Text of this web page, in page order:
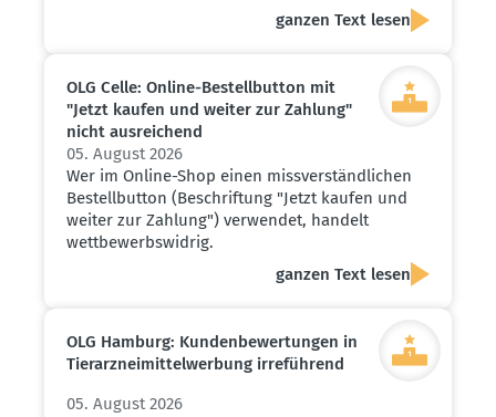
ganzen Text lesen
OLG Celle: Online-Bestell­button mit
"Jetzt kaufen und weiter zur Zahlung"
nicht ausrei­chend
05. August 2026
Wer im Online-Shop einen missverständlichen
Bestellbutton (Beschriftung "Jetzt kaufen und
weiter zur Zahlung") verwendet, handelt
wettbewerbswidrig.
ganzen Text lesen
OLG Hamburg: Kunden­be­wer­tungen in
Tierarz­nei­mit­tel­werbung irreführend
05. August 2026